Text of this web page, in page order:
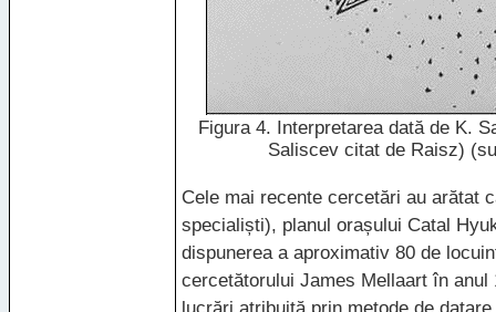
Figura 4. Interpretarea dată de K.
Saliscev citat de Raisz)
Cele mai recente cercetări au arătat
specialiști), planul orașului Catal
dispunerea a aproximativ 80 de
cercetătorului James Mellaart în